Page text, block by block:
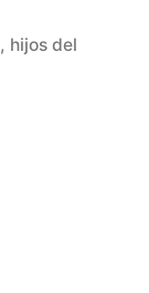
, hijos del